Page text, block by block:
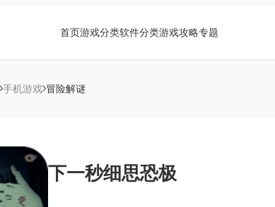
首页游戏分类软件分类游戏攻略专题
手机游戏 冒险解谜
下一秒细思恐极